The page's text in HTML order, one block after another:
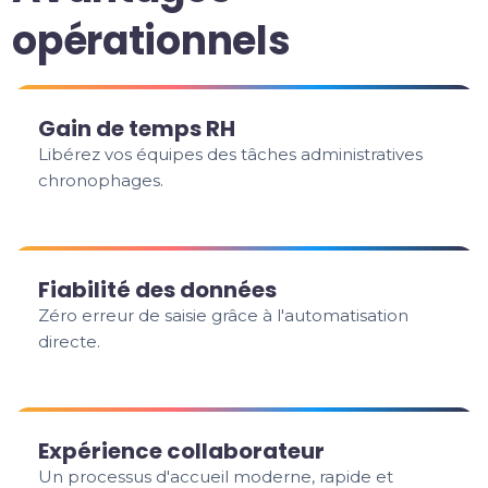
opérationnels
Gain de temps RH
Libérez vos équipes des tâches administratives
chronophages.
Fiabilité des données
Zéro erreur de saisie grâce à l'automatisation
directe.
Expérience collaborateur
Un processus d'accueil moderne, rapide et